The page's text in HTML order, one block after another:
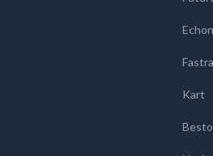
Kart